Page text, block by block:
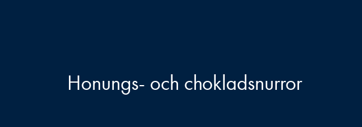
Honungs- och chokladsnurror